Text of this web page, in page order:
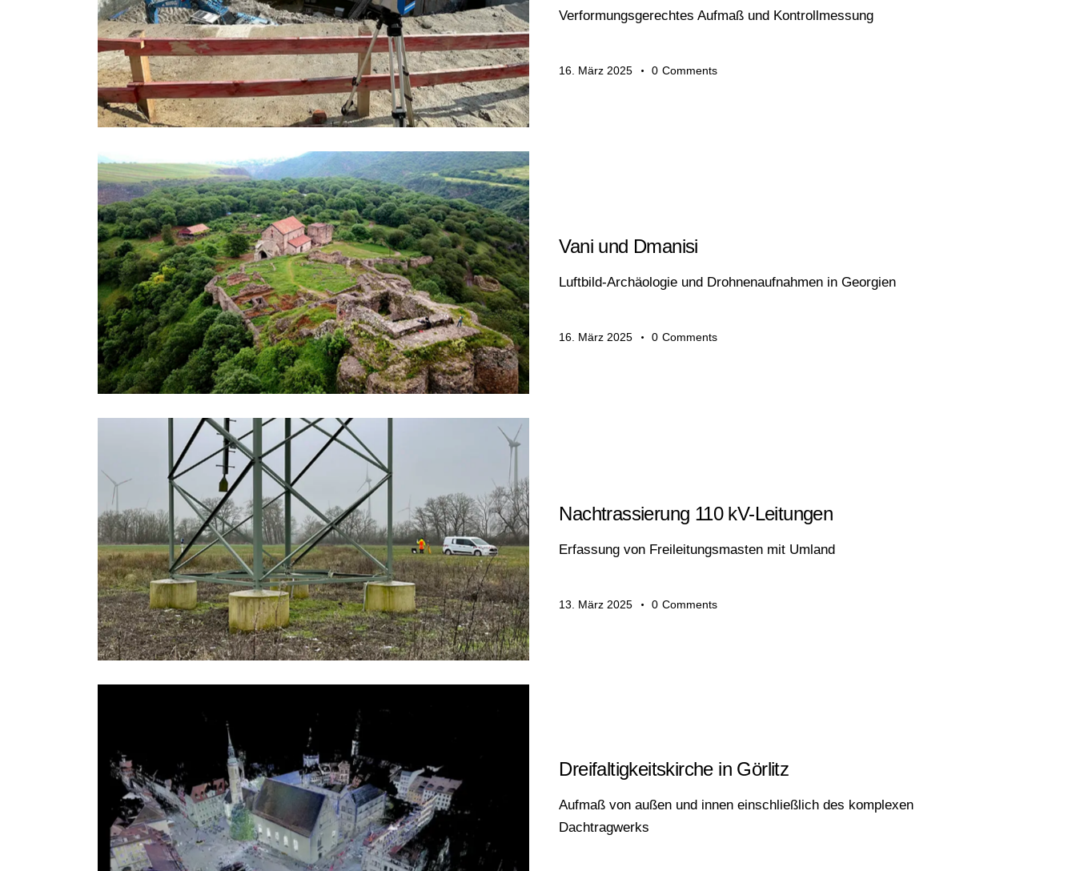
Verformungsgerechtes Aufmaß und Kontrollmessung
16. März 2025 0 Comments
Vani und Dmanisi
Luftbild-Archäologie und Drohnenaufnahmen in Georgien
16. März 2025 0 Comments
Nachtrassierung 110 kV-Leitungen
Erfassung von Freileitungsmasten mit Umland
13. März 2025 0 Comments
Dreifaltigkeitskirche in Görlitz
Aufmaß von außen und innen einschließlich des komplexen
Dachtragwerks